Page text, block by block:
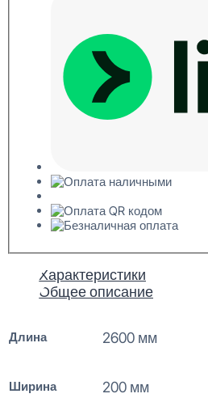
Характеристики
Общее описание
Длина 2600 мм
Ширина 200 мм